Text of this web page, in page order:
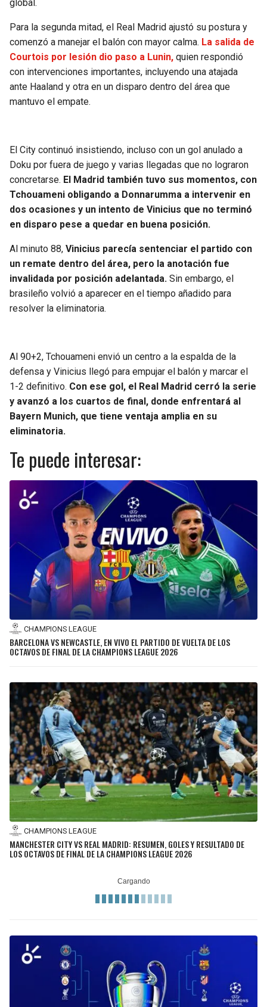
global.
Para la segunda mitad, el Real Madrid ajustó su postura y
comenzó a manejar el balón con mayor calma. La salida de
Courtois por lesión dio paso a Lunin, quien respondió
con intervenciones importantes, incluyendo una atajada
ante Haaland y otra en un disparo dentro del área que
mantuvo el empate.
El City continuó insistiendo, incluso con un gol anulado a
Doku por fuera de juego y varias llegadas que no lograron
concretarse. El Madrid también tuvo sus momentos, con
Tchouameni obligando a Donnarumma a intervenir en
dos ocasiones y un intento de Vinicius que no terminó
en disparo pese a quedar en buena posición.
Al minuto 88, Vinicius parecía sentenciar el partido con
un remate dentro del área, pero la anotación fue
invalidada por posición adelantada. Sin embargo, el
brasileño volvió a aparecer en el tiempo añadido para
resolver la eliminatoria.
Al 90+2, Tchouameni envió un centro a la espalda de la
defensa y Vinicius llegó para empujar el balón y marcar el
1-2 definitivo. Con ese gol, el Real Madrid cerró la serie
y avanzó a los cuartos de final, donde enfrentará al
Bayern Munich, que tiene ventaja amplia en su
eliminatoria.
Te puede interesar:
CHAMPIONS LEAGUE
BARCELONA VS NEWCASTLE, EN VIVO EL PARTIDO DE VUELTA DE LOS
OCTAVOS DE FINAL DE LA CHAMPIONS LEAGUE 2026
CHAMPIONS LEAGUE
MANCHESTER CITY VS REAL MADRID: RESUMEN, GOLES Y RESULTADO DE
LOS OCTAVOS DE FINAL DE LA CHAMPIONS LEAGUE 2026